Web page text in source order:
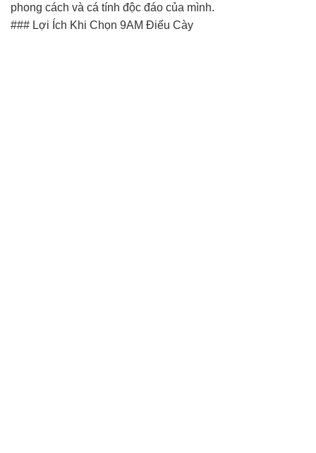
phong cách và cá tính độc đáo của mình.
### Lợi Ích Khi Chọn 9AM Điếu Cày